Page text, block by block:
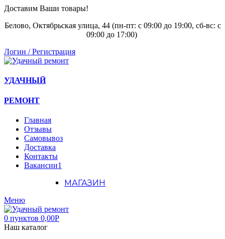
Доставим Ваши товары!
Белово, Октябрьская улица, 44 (пн-пт: с 09:00 до 19:00, сб-вс: с
09:00 до 17:00)
Логин / Регистрация
УДАЧНЫЙ
РЕМОНТ
Главная
Отзывы
Самовывоз
Доставка
Контакты
Вакансии1
МАГАЗИН
Меню
0 пунктов 0,00Р
Наш каталог